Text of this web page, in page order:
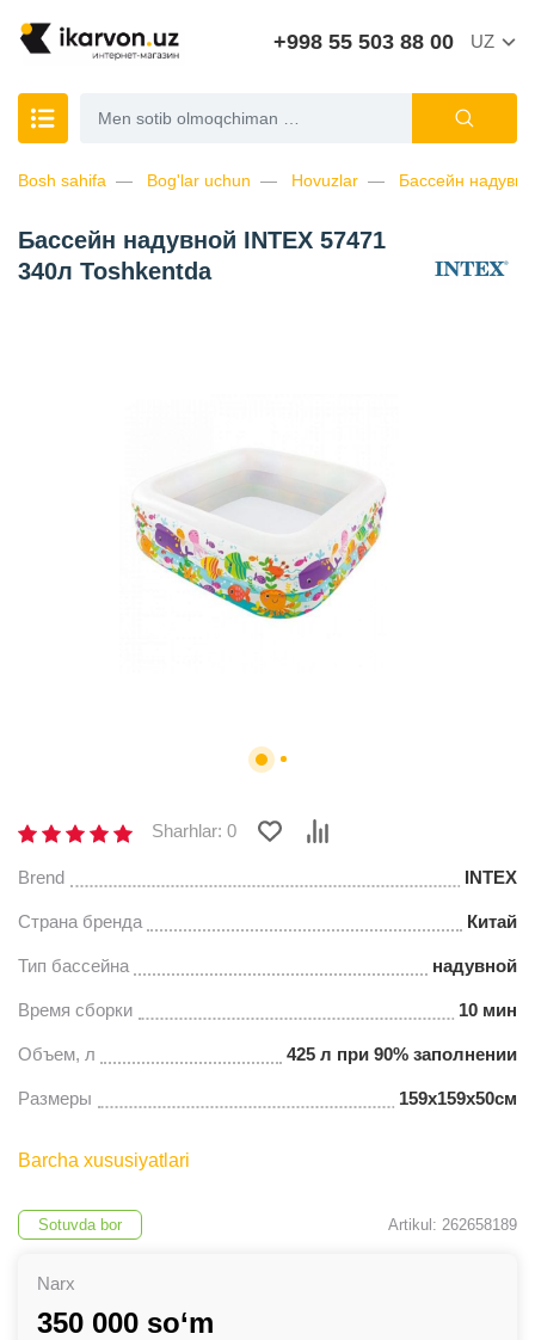
+998 55 503 88 00 UZ
Bosh sahifa Bog'lar uchun Hovuzlar Бассейн
Бассейн надувной INTEX 57471
340л Toshkentda
Sharhlar: 0
Brend INTEX
Страна бренда Китай
Тип бассейна надувной
Время сборки 10 мин
Объем, л 425 л при 90% заполнении
Размеры 159х159х50см
Barcha xususiyatlari
Sotuvda bor Artikul: 262658189
Narx
350 000 so‘m